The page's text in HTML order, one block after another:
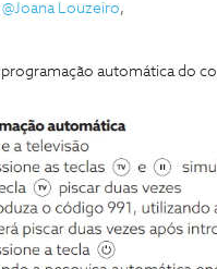
@Joana Louzeiro,
automática do